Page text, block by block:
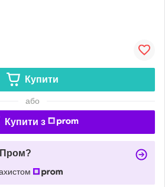
Купити
або
Купити з
Пром?